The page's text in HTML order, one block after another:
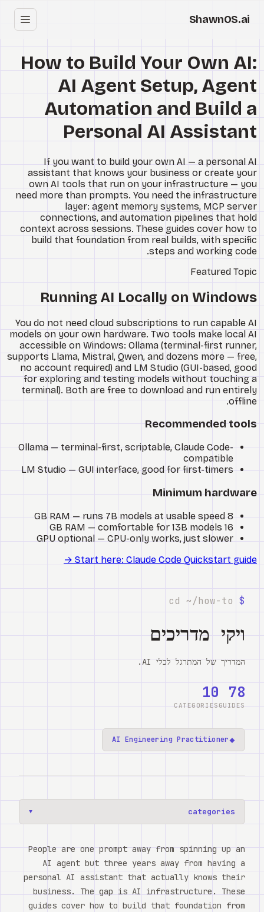
ShawnOS.ai
בית
Clearbox
↗
בלוג
Cracked GTM
Knowledge
Reddit
Watch
אודות
How to Build Your Own AI:
AI Agent Setup, Agent
Automation and Build a
Personal AI Assistant
If you want to build your own AI — a personal AI
assistant that knows your business or create your
own AI tools that run on your infrastructure — you
need more than prompts. You need the infrastructure
layer: agent memory systems, MCP server
connections, and automation pipelines that hold
context across sessions. These guides cover how to
build that foundation from real builds, with specific
steps and working code.
Featured Topic
Running AI Locally on Windows
You do not need cloud subscriptions to run capable AI
models on your own hardware. Two tools make local AI
accessible on Windows: Ollama (terminal-first runner,
supports Llama, Mistral, Qwen, and dozens more — free,
no account required) and LM Studio (GUI-based, good
for exploring and testing models without touching a
terminal). Both are free to download and run entirely
offline.
Recommended tools
Ollama— terminal-first, scriptable, Claude Code-
compatible
LM Studio— GUI interface, good for first-timers
Minimum hardware
8 GB RAM — runs 7B models at usable speed
16 GB RAM — comfortable for 13B models
GPU optional — CPU-only works, just slower
Start here: Claude Code Quickstart guide →
$
cd ~/how-to
ויקי מדריכים
המדריך של המתרגל לכלי AI.
78
GUIDES
10
CATEGORIES
◆
AI Engineering Practitioner
categories
▼
People are one prompt away from spinning up an
AI agent but three years away from having a
personal AI assistant that actually knows their
business. The gap is AI infrastructure. These
guides cover how to build that foundation from